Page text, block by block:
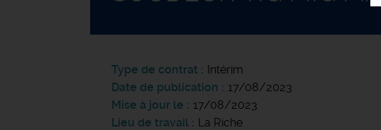
Type de contrat
Intérim
Date de publication
17/08/2023
Mise à jour le
17/08/2023
Lieu de travail
La Riche